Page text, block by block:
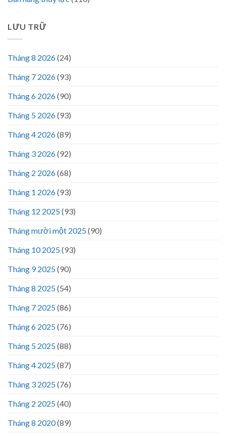
LƯU TRỮ
Tháng 8 2026(24)
Tháng 7 2026(93)
Tháng 6 2026(90)
Tháng 5 2026(93)
Tháng 4 2026(89)
Tháng 3 2026(92)
Tháng 2 2026(68)
Tháng 1 2026(93)
Tháng 12 2025(93)
Tháng mười một 2025(90)
Tháng 10 2025(93)
Tháng 9 2025(90)
Tháng 8 2025(54)
Tháng 7 2025(86)
Tháng 6 2025(76)
Tháng 5 2025(88)
Tháng 4 2025(87)
Tháng 3 2025(76)
Tháng 2 2025(40)
Tháng 8 2020(89)